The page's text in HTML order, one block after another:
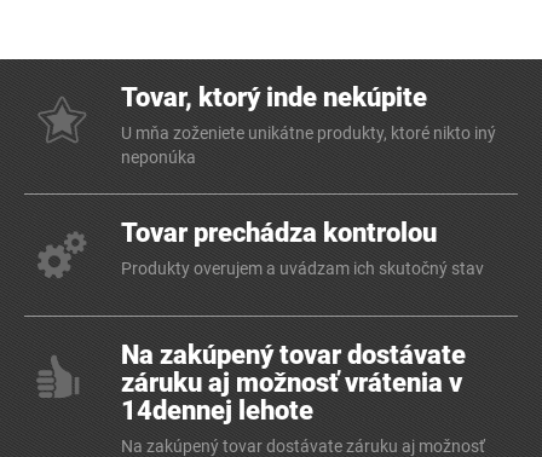
Tovar, ktorý inde nekúpite
U mňa zoženiete unikátne produkty, ktoré nikto iný
neponúka
Tovar prechádza kontrolou
Produkty overujem a uvádzam ich skutočný stav
Na zakúpený tovar dostávate
záruku aj možnosť vrátenia v
14dennej lehote
Na zakúpený tovar dostávate záruku aj možnosť